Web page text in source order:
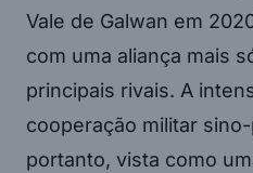
Vale de Galwan em
com uma aliança mais
principais rivais. A
cooperação militar
portanto, vista como